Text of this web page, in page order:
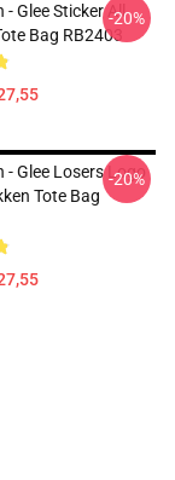
- Glee Sticker All
Bag RB2403
-20%
- Glee Losers Logo
Tote Bag
-20%